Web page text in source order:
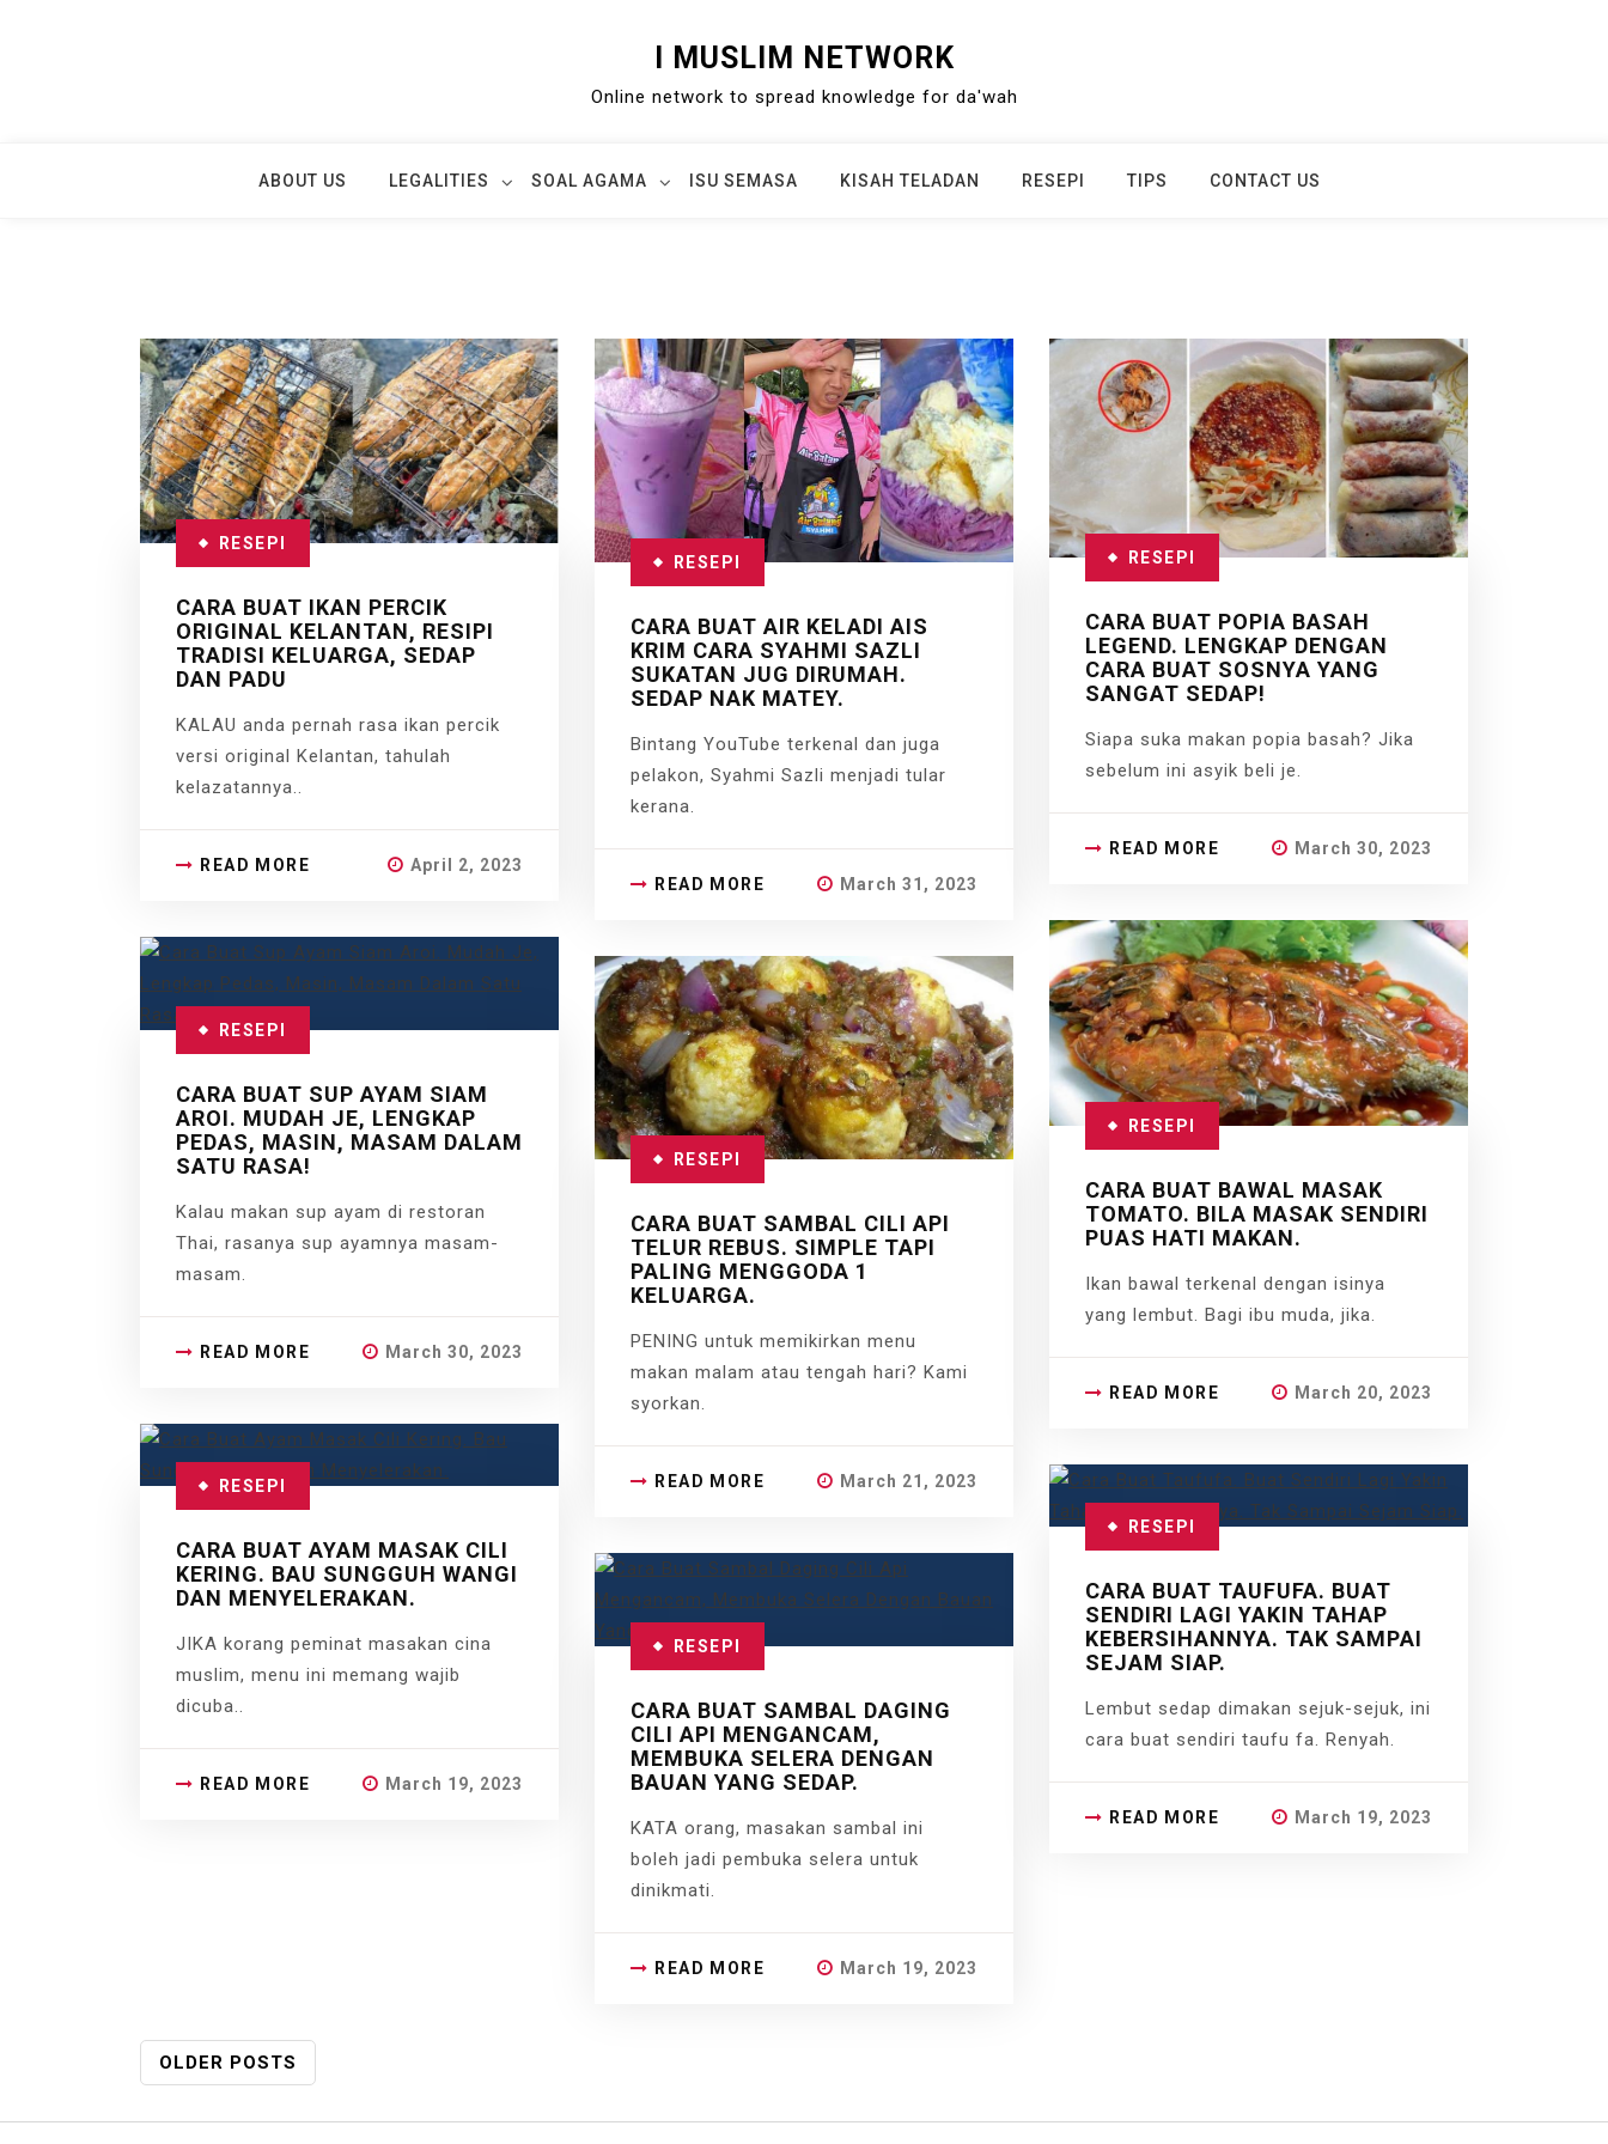
I MUSLIM NETWORK
Online network to spread knowledge for da'wah
ABOUT US LEGALITIES SOAL AGAMA ISU SEMASA KISAH TELADAN RESEPI TIPS CONTACT US
RESEPI
CARA BUAT IKAN PERCIK
ORIGINAL KELANTAN, RESIPI
TRADISI KELUARGA, SEDAP
DAN PADU
KALAU anda pernah rasa ikan percik
versi original Kelantan, tahulah
kelazatannya..
READ MORE April 2, 2023
RESEPI
CARA BUAT AIR KELADI AIS
KRIM CARA SYAHMI SAZLI
SUKATAN JUG DIRUMAH.
SEDAP NAK MATEY.
Bintang YouTube terkenal dan juga
pelakon, Syahmi Sazli menjadi tular
kerana.
READ MORE March 31, 2023
RESEPI
CARA BUAT POPIA BASAH
LEGEND. LENGKAP DENGAN
CARA BUAT SOSNYA YANG
SANGAT SEDAP!
Siapa suka makan popia basah? Jika
sebelum ini asyik beli je.
READ MORE March 30, 2023
RESEPI
CARA BUAT SUP AYAM SIAM
AROI. MUDAH JE, LENGKAP
PEDAS, MASIN, MASAM DALAM
SATU RASA!
Kalau makan sup ayam di restoran
Thai, rasanya sup ayamnya masam-
masam.
READ MORE March 30, 2023
RESEPI
CARA BUAT SAMBAL CILI API
TELUR REBUS. SIMPLE TAPI
PALING MENGGODA 1
KELUARGA.
PENING untuk memikirkan menu
makan malam atau tengah hari? Kami
syorkan.
READ MORE March 21, 2023
RESEPI
CARA BUAT BAWAL MASAK
TOMATO. BILA MASAK SENDIRI
PUAS HATI MAKAN.
Ikan bawal terkenal dengan isinya
yang lembut. Bagi ibu muda, jika.
READ MORE March 20, 2023
RESEPI
CARA BUAT AYAM MASAK CILI
KERING. BAU SUNGGUH WANGI
DAN MENYELERAKAN.
JIKA korang peminat masakan cina
muslim, menu ini memang wajib
dicuba..
READ MORE March 19, 2023
RESEPI
CARA BUAT SAMBAL DAGING
CILI API MENGANCAM,
MEMBUKA SELERA DENGAN
BAUAN YANG SEDAP.
KATA orang, masakan sambal ini
boleh jadi pembuka selera untuk
dinikmati.
READ MORE March 19, 2023
RESEPI
CARA BUAT TAUFUFA. BUAT
SENDIRI LAGI YAKIN TAHAP
KEBERSIHANNYA. TAK SAMPAI
SEJAM SIAP.
Lembut sedap dimakan sejuk-sejuk, ini
cara buat sendiri taufu fa. Renyah.
READ MORE March 19, 2023
POSTS
NAVIGATION
OLDER POSTS